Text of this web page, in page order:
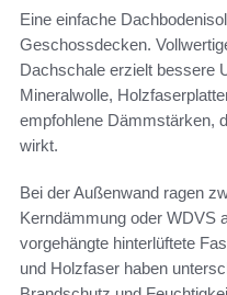
Eine einfache
Geschossdecken.
Dachschale erzielt bessere
Mineralwolle,
empfohlene Dämmstärken,
wirkt.
Bei der Außenwand ragen
Kerndämmung oder WDVS
vorgehängte hinterlüftete
und Holzfaser haben